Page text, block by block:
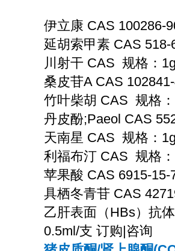
伊立康 CAS 100286-
延胡索甲素 CAS
川射干 CAS 规格：
桑皮苷A CAS
竹叶柴胡 CAS 规格
丹皮酚;Paeol CAS
天南星 CAS 规格：
利福布汀 CAS 规格
苹果酸 CAS 6915-
具栖冬青苷 CAS
乙肝表面（HBs）抗
0.5ml/支 订购|咨询